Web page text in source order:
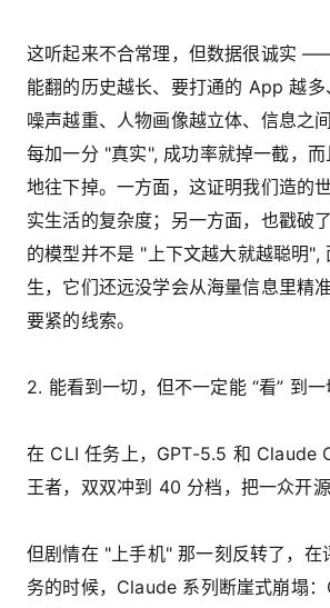
这听起来不合常理，但数据很诚实
能翻的历史越长、要打通的 App 越
噪声越重、人物画像越立体、信息之
每加一分 "真实", 成功率就掉一截，
地往下掉。一方面，这证明我们造的
实生活的复杂度；另一方面，也戳破
的模型并不是 "上下文越大就越聪明",
生，它们还远没学会从海量信息里精
要紧的线索。
2. 能看到一切，但不一定能 “看” 到一
在 CLI 任务上，GPT-5.5 和 Claude
王者，双双冲到 40 分档，把一众开源
但剧情在 "上手机" 那一刻反转了，
务的时候，Claude 系列断崖式崩塌